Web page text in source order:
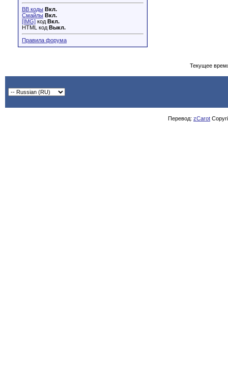
BB коды Вкл.
Смайлы Вкл.
[IMG] код Вкл.
HTML код Выкл.
Правила форума
Текущее
Перевод: zCarot